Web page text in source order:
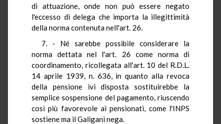
di attuazione, onde non può essere negato
l'eccesso di delega che importa la illegittimità
della norma contenuta nell'art. 26.
7. - Né sarebbe possibile considerare la
norma dettata nel l'art. 26 come norma di
coordinamento, ricollegata all'art. 10 del R.D.L.
14 aprile 1939, n. 636, in quanto alla revoca
della pensione ivi disposta sostituirebbe la
semplice sospensione del pagamento, riuscendo
così più favorevole ai pensionati, come l'INPS
sostiene ma il Galigani nega.